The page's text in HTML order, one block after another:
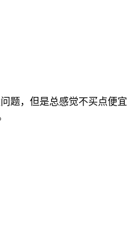
题，但是总感觉不买点便宜